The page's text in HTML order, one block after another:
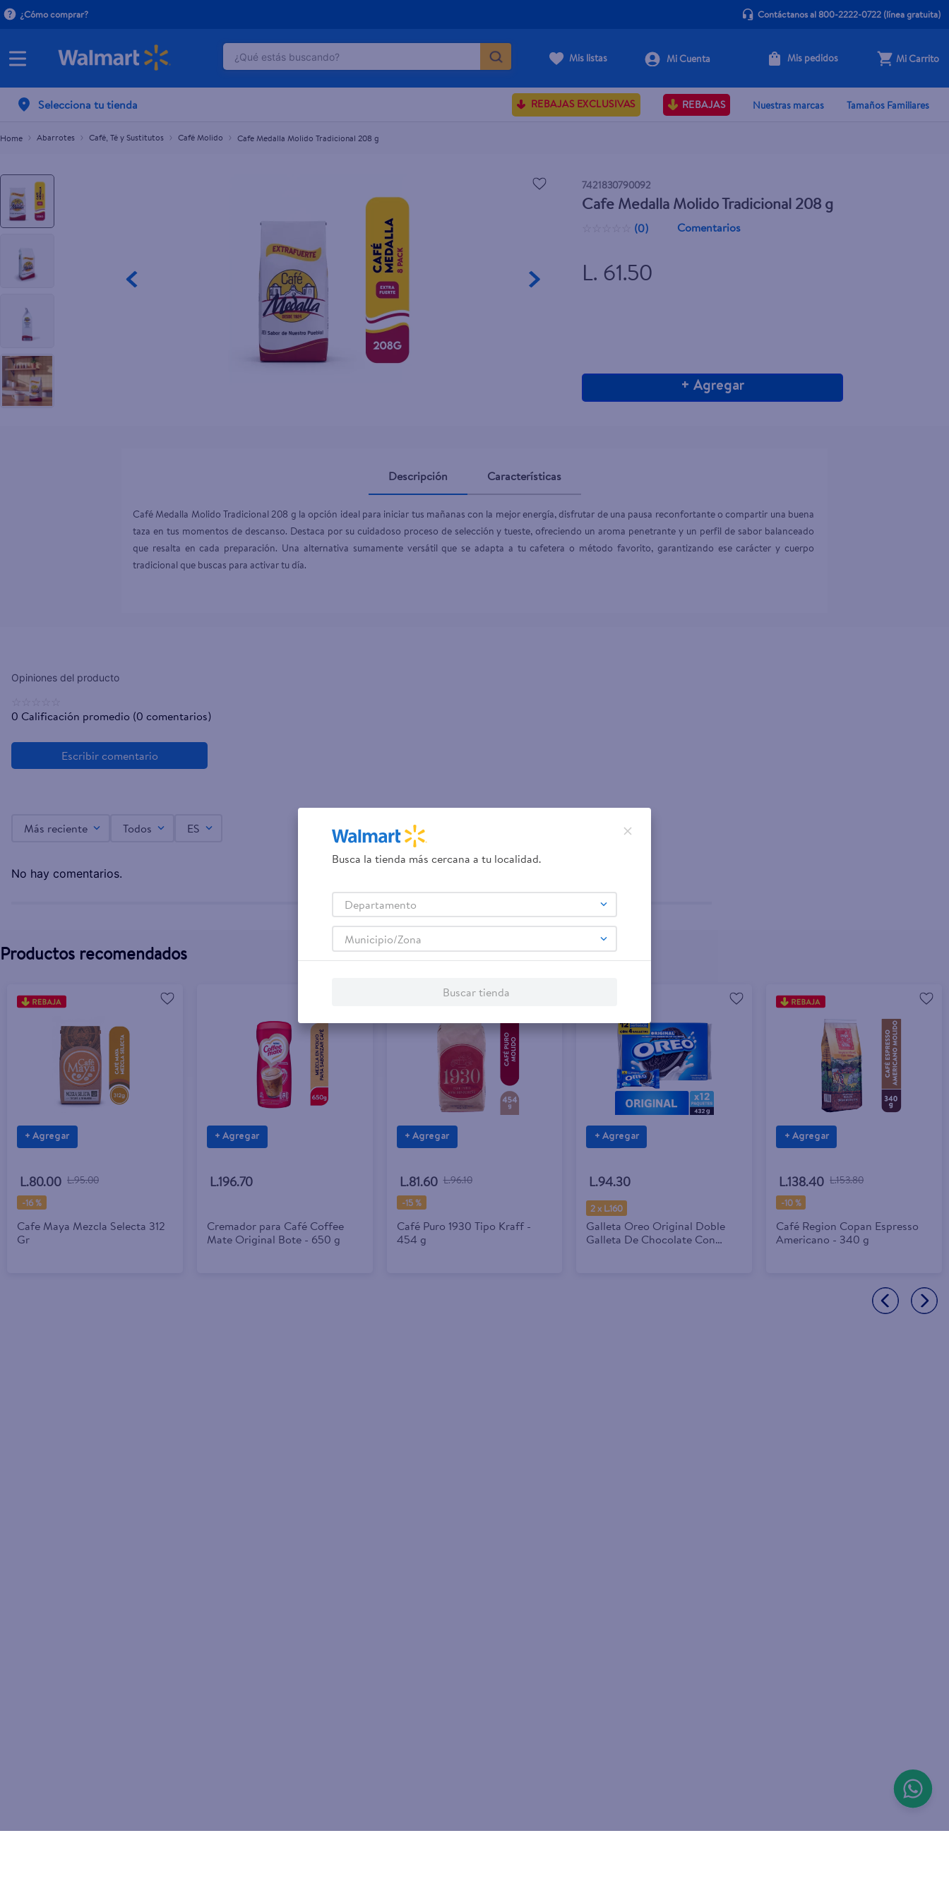
¿Cómo comprar? Contáctanos al 800-2222-0722(línea gratuita)
¿Qué estás buscando?
Mis listas Mis pedidos Mi Carrito
Selecciona tu tienda REBAJAS EXCLUSIVAS REBAJAS Nuestras marcas Tamaños Familiares
Abarrotes Café, Té y Sustitutos Café Molido Cafe Medalla Molido Tradicional 208 g
7421830790092
Cafe Medalla Molido Tradicional 208 g
(0) Comentarios
L. 61.50
+ Agregar
Cafe Medalla Molido Tradicional 208 g
L.61.50 + Agregar
Descripción Características
Café Medalla Molido Tradicional 208 g la opción ideal para iniciar tus mañanas con la mejor energía, disfrutar de una pausa reconfortante o compartir una buena
taza en tus momentos de descanso. Destaca por su cuidadoso proceso de selección y tueste, ofreciendo un aroma penetrante y un perfil de sabor balanceado
que resalta en cada preparación. Una alternativa sumamente versátil que se adapta a tu cafetera o método favorito, garantizando ese carácter y cuerpo
tradicional que buscas para activar tu día.
0 Calificación promedio (0 comentarios)
Más reciente Todos ES
No hay comentarios.
Productos recomendados
+ Agregar
L.80.00 L.95.00
-16 %
Cafe Maya Mezcla Selecta 312
Gr
+ Agregar
L.196.70
Cremador para Café Coffee
Mate Original Bote - 650 g
+ Agregar
L.81.60 L.96.10
-15 %
Café Puro 1930 Tipo Kraff -
454 g
+ Agregar
L.94.30
2 x L.160
Galleta Oreo Original Doble
Galleta De Chocolate Con
+ Agregar
L.138.40 L.153.80
-10 %
Café Region Copan Espresso
Americano - 340 g
Busca la tienda más cercana a tu localidad.
Departamento
Municipio/Zona
Buscar tienda
TÉRMINOS MÁS BUSCADOS
2 .
herbal essences
.
pañales
8
aceite
.
goodyear
10. pollo norteño